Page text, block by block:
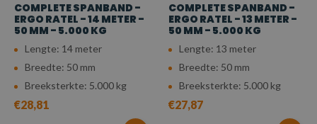
COMPLETE SPANBAND -
ERGO RATEL - 14 METER -
50 MM - 5.000 KG
Lengte: 14 meter
Breedte: 50 mm
Breeksterkte: 5.000 kg
€28,81
COMPLETE SPANBAND -
ERGO RATEL - 13 METER -
50 MM - 5.000 KG
Lengte: 13 meter
Breedte: 50 mm
Breeksterkte: 5.000 kg
€27,87